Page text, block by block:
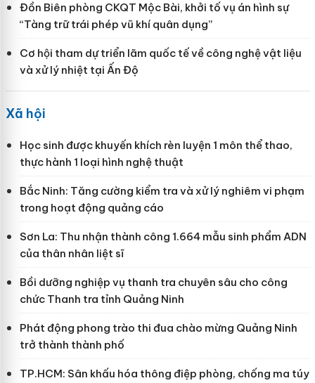
Đồn Biên phòng CKQT Mộc Bài, khởi tố vụ án hình sự
“Tàng trữ trái phép vũ khí quân dụng”
Cơ hội tham dự triển lãm quốc tế về công nghệ vật liệu
và xử lý nhiệt tại Ấn Độ
Xã hội
Học sinh được khuyến khích rèn luyện 1 môn thể thao,
thực hành 1 loại hình nghệ thuật
Bắc Ninh: Tăng cường kiểm tra và xử lý nghiêm vi phạm
trong hoạt động quảng cáo
Sơn La: Thu nhận thành công 1.664 mẫu sinh phẩm ADN
của thân nhân liệt sĩ
Bồi dưỡng nghiệp vụ thanh tra chuyên sâu cho công
chức Thanh tra tỉnh Quảng Ninh
Phát động phong trào thi đua chào mừng Quảng Ninh
trở thành thành phố
TP.HCM: Sân khấu hóa thông điệp phòng, chống ma túy